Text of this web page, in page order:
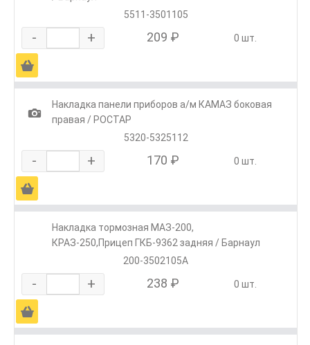
5511-3501105
- + 209 ₽ 0 шт.
Ä
1
Накладка панели приборов а/м КАМАЗ боковая
правая / РОСТАР
5320-5325112
- + 170 ₽ 0 шт.
Ä
Накладка тормозная МАЗ-200,
КРАЗ-250,Прицеп ГКБ-9362 задняя / Барнаул
200-3502105А
- + 238 ₽ 0 шт.
Ä